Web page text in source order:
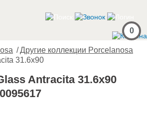
0
/Другие коллекции Porcelanosa
31.6x90
Antracita 31.6x90